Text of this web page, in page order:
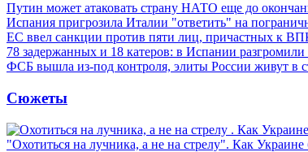
Путин может атаковать страну НАТО еще до
Испания пригрозила Италии "ответить" на
ЕС ввел санкции против пяти лиц, причастных к
78 задержанных и 18 катеров: в Испании разгромили
ФСБ вышла из-под контроля, элиты России живут в
Сюжеты
"Охотиться на лучника, а не на стрелу". Как Украине